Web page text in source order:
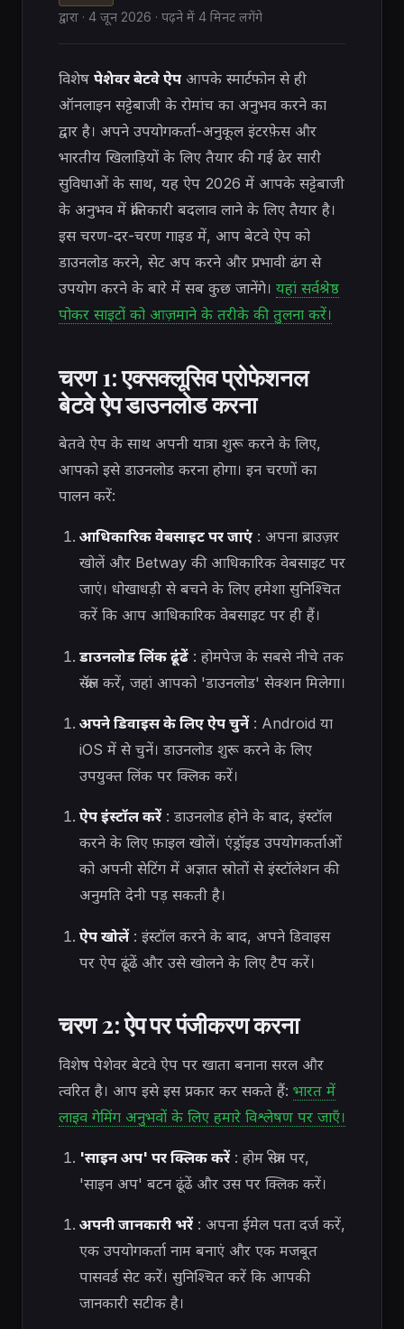
द्वारा · 4 जून 2026 · पढ़ने में 4 मिनट लगेंगे
विशेष पेशेवर बेटवे ऐप आपके स्मार्टफोन से ही
ऑनलाइन सट्टेबाजी के रोमांच का अनुभव करने का
द्वार है। अपने उपयोगकर्ता-अनुकूल इंटरफ़ेस और
भारतीय खिलाड़ियों के लिए तैयार की गई ढेर सारी
सुविधाओं के साथ, यह ऐप 2026 में आपके सट्टेबाजी
के अनुभव में क्रांतिकारी बदलाव लाने के लिए तैयार है।
इस चरण-दर-चरण गाइड में, आप बेटवे ऐप को
डाउनलोड करने, सेट अप करने और प्रभावी ढंग से
उपयोग करने के बारे में सब कुछ जानेंगे। यहां सर्वश्रेष्ठ
पोकर साइटों को आज़माने के तरीके की तुलना करें।
चरण 1: एक्सक्लूसिव प्रोफेशनल
बेटवे ऐप डाउनलोड करना
बेतवे ऐप के साथ अपनी यात्रा शुरू करने के लिए,
आपको इसे डाउनलोड करना होगा। इन चरणों का
पालन करें:
आधिकारिक वेबसाइट पर जाएं: अपना ब्राउज़र
खोलें और Betway की आधिकारिक वेबसाइट पर
जाएं। धोखाधड़ी से बचने के लिए हमेशा सुनिश्चित
करें कि आप आधिकारिक वेबसाइट पर ही हैं।
डाउनलोड लिंक ढूंढें: होमपेज के सबसे नीचे तक
स्क्रॉल करें, जहां आपको 'डाउनलोड' सेक्शन मिलेगा।
अपने डिवाइस के लिए ऐप चुनें: Android या
iOS में से चुनें। डाउनलोड शुरू करने के लिए
उपयुक्त लिंक पर क्लिक करें।
ऐप इंस्टॉल करें: डाउनलोड होने के बाद, इंस्टॉल
करने के लिए फ़ाइल खोलें। एंड्रॉइड उपयोगकर्ताओं
को अपनी सेटिंग में अज्ञात स्रोतों से इंस्टॉलेशन की
अनुमति देनी पड़ सकती है।
ऐप खोलें: इंस्टॉल करने के बाद, अपने डिवाइस
पर ऐप ढूंढें और उसे खोलने के लिए टैप करें।
चरण 2: ऐप पर पंजीकरण करना
विशेष पेशेवर बेटवे ऐप पर खाता बनाना सरल और
त्वरित है। आप इसे इस प्रकार कर सकते हैं: भारत में
लाइव गेमिंग अनुभवों के लिए हमारे विश्लेषण पर जाएँ।
'साइन अप' पर क्लिक करें: होम स्क्रीन पर,
'साइन अप' बटन ढूंढें और उस पर क्लिक करें।
अपनी जानकारी भरें: अपना ईमेल पता दर्ज करें,
एक उपयोगकर्ता नाम बनाएं और एक मजबूत
पासवर्ड सेट करें। सुनिश्चित करें कि आपकी
जानकारी सटीक है।